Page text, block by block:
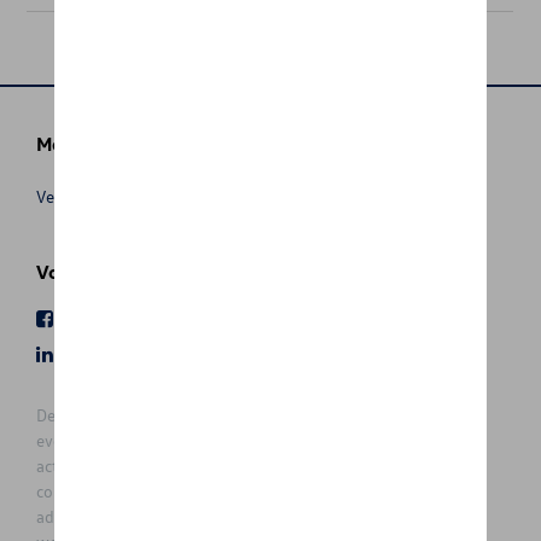
Meer info
Verkoopsvoorwaarden
Volg Ons
De prijzen op deze site zijn adviesprijzen (incl. btw), exclusief
eventuele installatiekosten. Voor meer informatie over de
actuele verkoopprijs en de eventuele installatiekosten kunt u
contact opnemen met uw concessiehouder / agent. De
adviesprijzen kunnen zonder voorafgaande kennisgeving